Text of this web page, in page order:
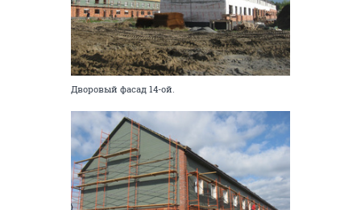
Дворовый фасад 14-ой.